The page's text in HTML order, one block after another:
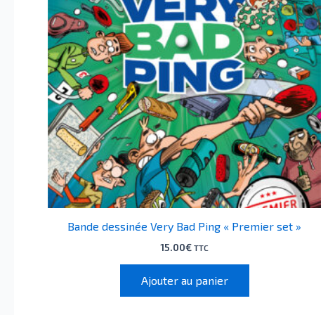
Bande dessinée Very Bad Ping « Premier set »
15.00€ TTC
Ajouter au panier